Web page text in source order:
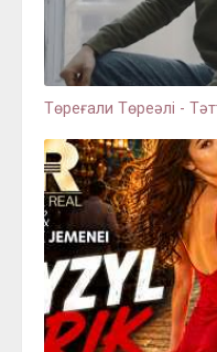
Төреғали Төреәлі -